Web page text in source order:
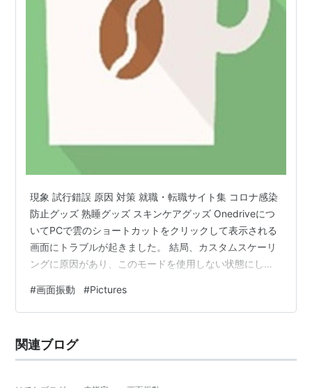
現象 試行錯誤 原因 対策 就職・転職サイト集 コロナ感染
防止グッズ 熟睡グッズ スキンケアグッズ Onedriveにつ
いてPCで雲のショートカットをクリックして表示される
画面にトラブルが起きました。 結局、カスタムスケーリ
ングに原因があり、このモードを使用しない状態にして
日時」「ファイル」「共有」の列が左右に小刻みに振動
し、画像ファイルをクリックしても反応がなくなりまし
等ではそのような振動も起きず中身を見ることができま
す。 私はマルチディスプレイを使っていて、メイン…
#画面振動 #Pictures
関連ブログ